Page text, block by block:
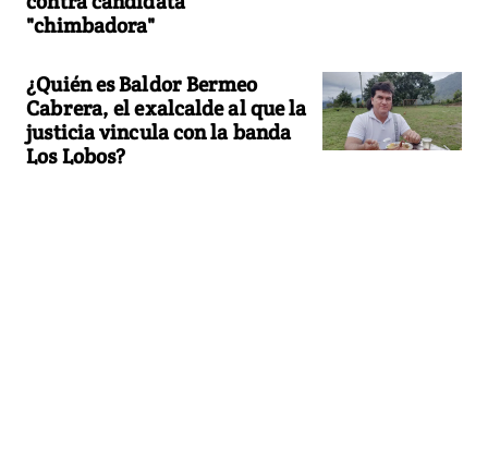
"chimbadora"
¿Quién es Baldor Bermeo
Cabrera, el exalcalde al que la
justicia vincula con la banda
Los Lobos?